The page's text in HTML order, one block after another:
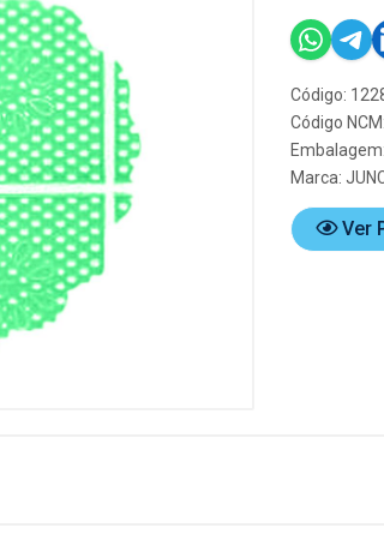
Código:
Código
Marca:
Ver